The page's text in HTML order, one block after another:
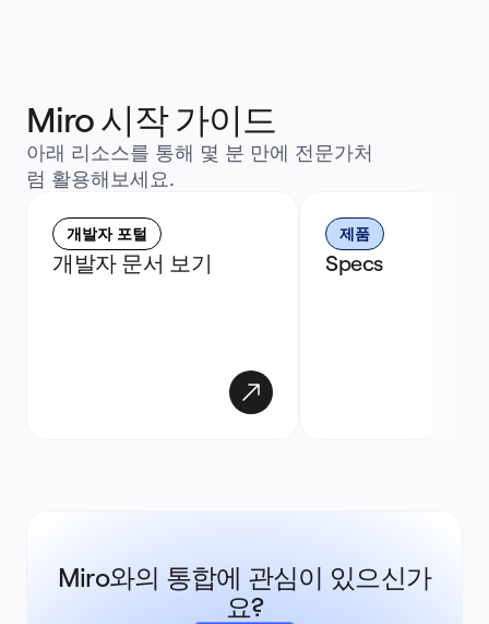
Miro 시작 가이드
아래 리소스를 통해 몇 분 만에 전문가처
럼 활용해보세요.
개발자 포털
개발자 문서 보기
제품
Specs
Miro와의 통합에 관심이 있으신가
요?